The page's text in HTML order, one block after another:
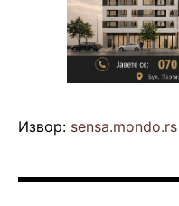
Извор: sensa.mondo.rs